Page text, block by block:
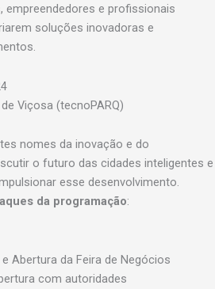
empreendedores e profissionais
soluções inovadoras e
Viçosa (tecnoPARQ)
nomes da inovação e do
o futuro das cidades inteligentes e
esse desenvolvimento.
da programação:
Abertura da Feira de Negócios
com autoridades